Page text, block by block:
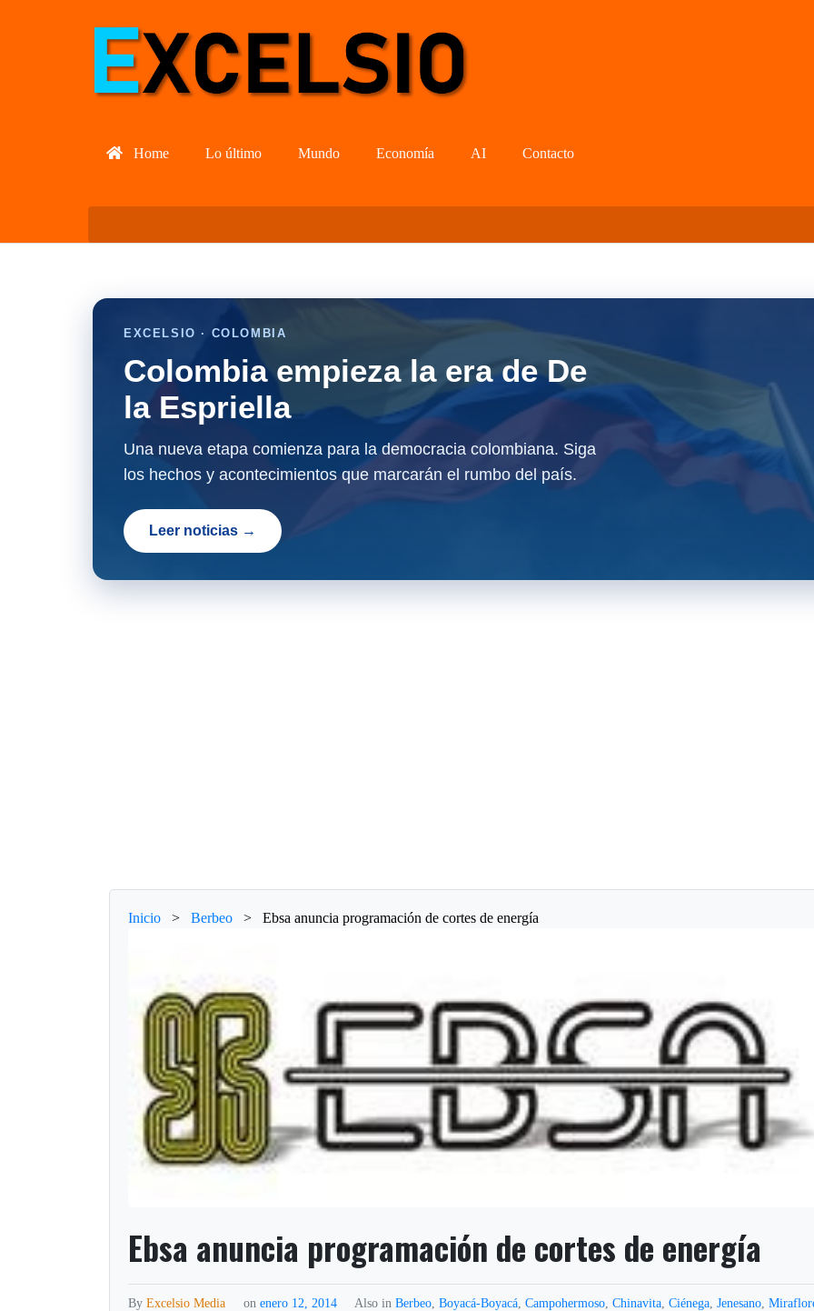
Home Lo último Mundo Economía AI Contacto
EXCELSIO · COLOMBIA
Colombia empieza la era de De
la Espriella
Una nueva etapa comienza para la democracia colombiana. Siga
los hechos y acontecimientos que marcarán el rumbo del país.
Leer noticias →
Inicio > Berbeo > Ebsa anuncia programación de cortes de energía
Ebsa anuncia programación de cortes de energía
ByExcelsio Media onenero 12, 2014 Also inBerbeo ,Boyacá-Boyacá ,Campohermoso ,Chinavita ,Ciénega ,Jenesano ,